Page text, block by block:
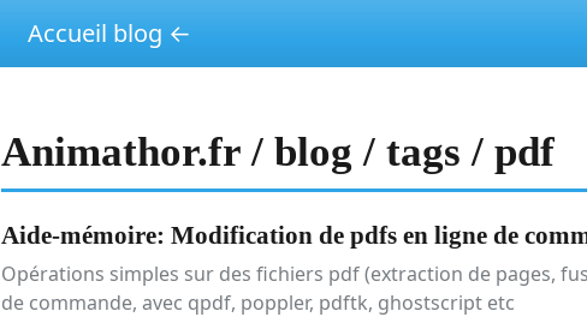
Accueil blog ←
Animathor.fr / blog / tags / pdf
Aide-mémoire: Modification de pdfs en ligne de
Opérations simples sur des fichiers pdf (extraction de pages,
de commande, avec qpdf, poppler, pdftk, ghostscript etc